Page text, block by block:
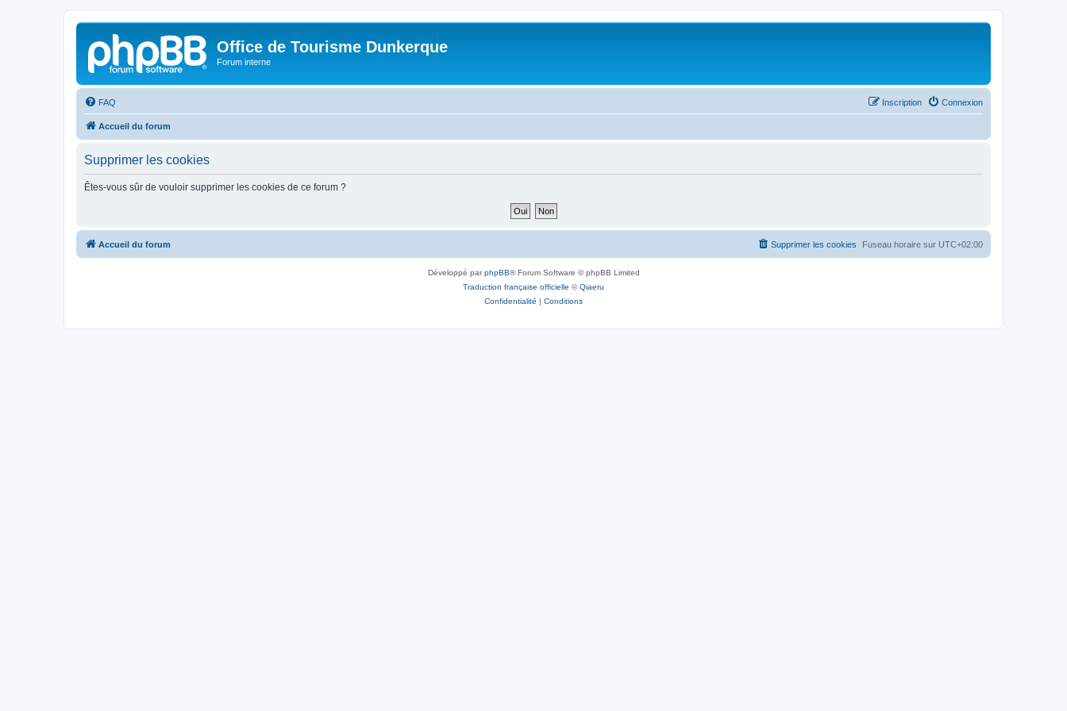
Office de Tourisme Dunkerque
Forum interne
FAQ Connexion
Inscription
Accueil du forum
Supprimer les cookies
Êtes-vous sûr de vouloir supprimer les cookies de ce forum ?
Accueil du forum Fuseau horaire sur UTC+02:00
Supprimer les cookies
Développé parphpBB® Forum Software © phpBB Limited
Traduction française officielle ©Qiaeru
Confidentialité | Conditions